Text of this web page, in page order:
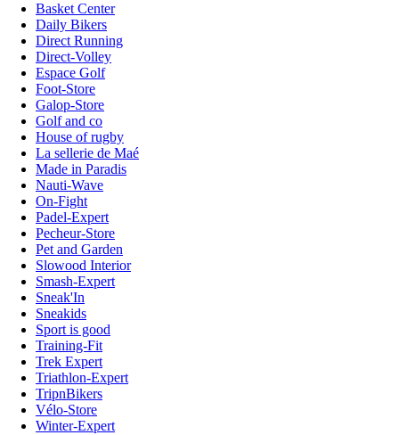
Basket Center
Daily Bikers
Direct Running
Direct-Volley
Espace Golf
Foot-Store
Galop-Store
Golf and co
House of rugby
La sellerie de Maé
Made in Paradis
Nauti-Wave
On-Fight
Padel-Expert
Pecheur-Store
Pet and Garden
Slowood Interior
Smash-Expert
Sneak'In
Sneakids
Sport is good
Training-Fit
Trek Expert
Triathlon-Expert
TripnBikers
Vélo-Store
Winter-Expert